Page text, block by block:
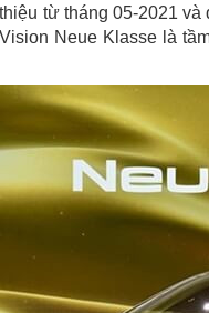
từ tháng 05-2021 và
Neue Klasse là